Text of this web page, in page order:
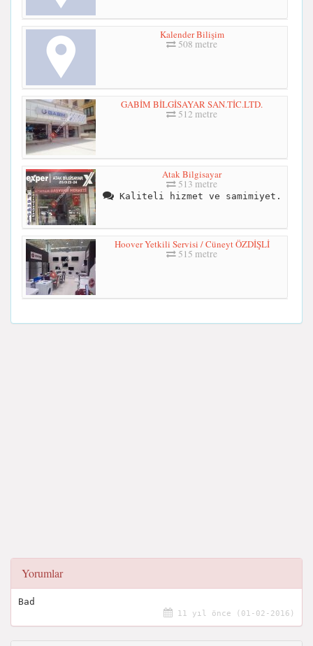
Kalender Bilişim
508 metre
GABİM BİLGİSAYAR SAN.TİC.LTD.
512 metre
Atak Bilgisayar
513 metre
Kaliteli hizmet ve samimiyet.
Hoover Yetkili Servisi / Cüneyt ÖZDİŞLİ
515 metre
Yorumlar
Bad
11 yıl önce (01-02-2016)